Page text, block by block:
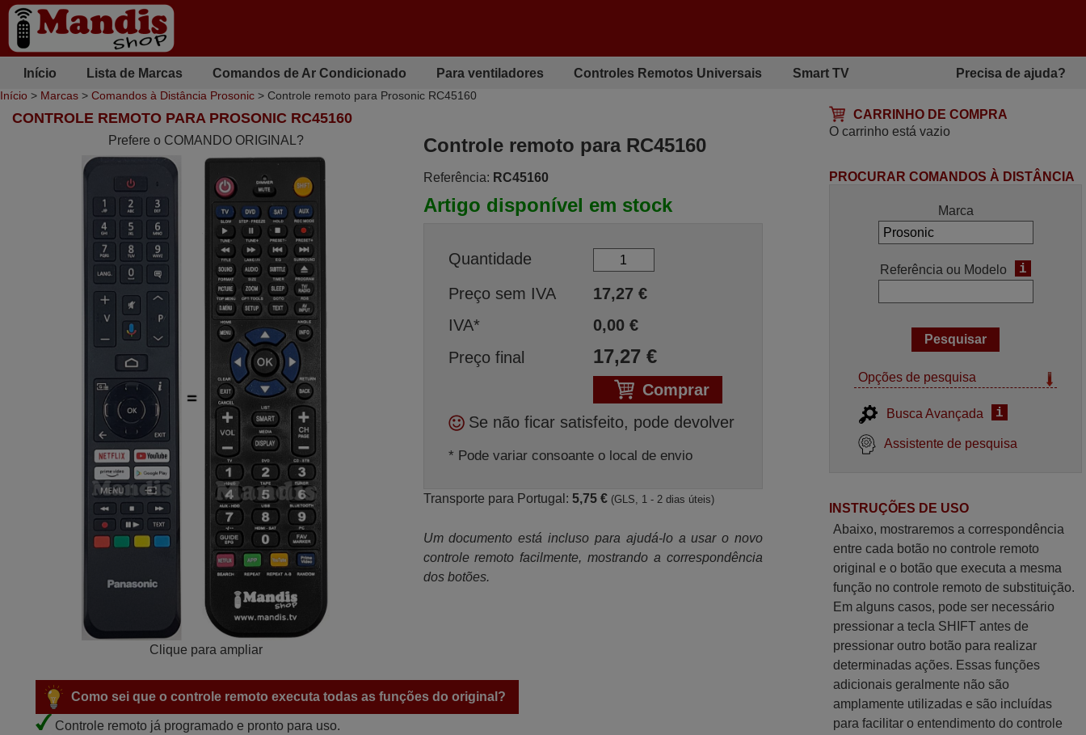
Início Lista de Marcas Comandos de Ar Condicionado Para ventiladores Controles Remotos Universais Smart TV Precisa de ajuda?
Início > Marcas > Comandos à Distância Prosonic > Controle remoto para Prosonic RC45160
CARRINHO DE COMPRA
O carrinho está vazio
CONTROLE REMOTO PARA PROSONIC RC45160
Prefere o COMANDO ORIGINAL?
Clique para ampliar
Controle remoto para RC45160
Referência: RC45160
Artigo disponível em stock
Quantidade
Preço sem IVA
17,27€
IVA*
0,00€
Preço final
17,27€
Comprar
Se não ficar satisfeito, pode devolver
* Pode variar consoante o local de envio
Transporte para Portugal: 5,75 € (GLS, 1 - 2 dias úteis)
Um documento está incluso para ajudá-lo a usar o novo
controle remoto facilmente, mostrando a correspondência
dos botões.
Como sei que o controle remoto executa todas as funções do original?
Controle remoto já programado e pronto para uso.
PROCURAR COMANDOS À DISTÂNCIA
Marca
Referência ou Modelo i
Opções de pesquisa
Busca Avançada i
Assistente de pesquisa
INSTRUÇÕES DE USO
Abaixo, mostraremos a correspondência
entre cada botão no controle remoto
original e o botão que executa a mesma
função no controle remoto de substituição.
Em alguns casos, pode ser necessário
pressionar a tecla SHIFT antes de
pressionar outro botão para realizar
determinadas ações. Essas funções
adicionais geralmente não são
amplamente utilizadas e são incluídas
para facilitar o entendimento do controle